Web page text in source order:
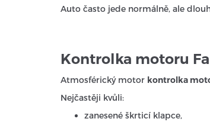
Auto často jede normálně, ale
Kontrolka motoru
Atmosférický motor kontrolka
Nejčastěji kvůli:
zanesené škrticí klapce,